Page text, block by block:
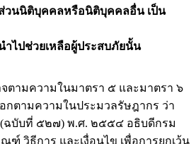
วนนิติบุคคลหรือนิติบุคคลอื่น เป็น
ไปช่วยเหลือผู้ประสบภัยนั้น
ามในมาตรา ๕ และมาตรา ๖
กตามความในประมวลรัษฎากร ว่า
(ฉบับที่ ๕๒๗) พ.ศ. ๒๕๕๔ อธิบดีกรม
ฑ์ วิธีการ และเงื่อนไข เพื่อการยกเว้น